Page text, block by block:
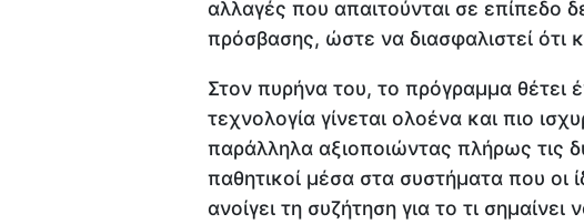
αλλαγές που απαιτούνται σε επίπεδο
πρόσβασης, ώστε να διασφαλιστεί ότι
Στον πυρήνα του, το πρόγραμμα
τεχνολογία γίνεται ολοένα και πιο
παράλληλα αξιοποιώντας πλήρως τις
παθητικοί μέσα στα συστήματα που οι
ανοίγει τη συζήτηση για το τι